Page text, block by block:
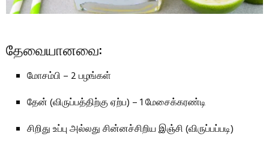
தேவையானவை:
மோசம்பி – 2 பழங்கள்
தேன் (விருப்பத்திற்கு ஏற்ப) – 1 மேசைக்கரண்டி
சிறிது உப்பு அல்லது சின்னச்சிறிய இஞ்சி (விருப்பப்படி)